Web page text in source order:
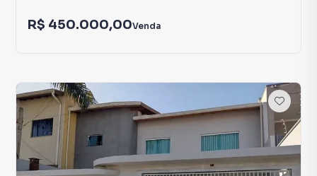
R$ 450.000,00Venda